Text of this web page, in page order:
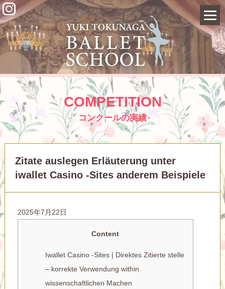
COMPETITION
コンクールの実績
Zitate auslegen Erläuterung unter
iwallet Casino -Sites anderem Beispiele
2025年7月22日
Content
Iwallet Casino -Sites | Direktes Zitierte stelle
– korrekte Verwendung within
wissenschaftlichen Machen